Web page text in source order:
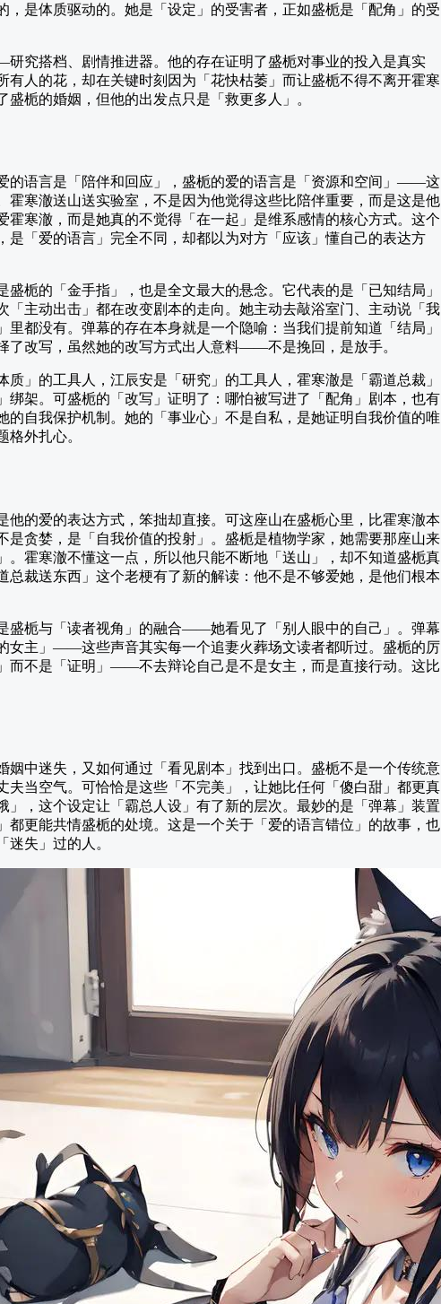
是体质驱动的。她是「设定」的受害者，正如盛栀是「配角」的受
究搭档、剧情推进器。他的存在证明了盛栀对事业的投入是真实
人的花，却在关键时刻因为「花快枯萎」而让盛栀不得不离开霍寒
栀的婚姻，但他的出发点只是「救更多人」。
的语言是「陪伴和回应」，盛栀的爱的语言是「资源和空间」——这
寒澈送山送实验室，不是因为他觉得这些比陪伴重要，而是这是他
寒澈，而是她真的不觉得「在一起」是维系感情的核心方式。这个
「爱的语言」完全不同，却都以为对方「应该」懂自己的表达方
栀的「金手指」，也是全文最大的悬念。它代表的是「已知结局」
主动出击」都在改变剧本的走向。她主动去敲浴室门、主动说「我
都没有。弹幕的存在本身就是一个隐喻：当我们提前知道「结局」
了改写，虽然她的改写方式出人意料——不是挽回，是放手。
」的工具人，江辰安是「研究」的工具人，霍寒澈是「霸道总裁」
架。可盛栀的「改写」证明了：哪怕被写进了「配角」剧本，也有
自我保护机制。她的「事业心」不是自私，是她证明自我价值的唯
外扎心。
的爱的表达方式，笨拙却直接。可这座山在盛栀心里，比霍寒澈本
贪婪，是「自我价值的投射」。盛栀是植物学家，她需要那座山来
霍寒澈不懂这一点，所以他只能不断地「送山」，却不知道盛栀真
裁送东西」这个老梗有了新的解读：他不是不够爱她，是他们根本
盛栀与「读者视角」的融合——她看见了「别人眼中的自己」。弹幕
女主」——这些声音其实每一个追妻火葬场文读者都听过。盛栀的厉
而不是「证明」——不去辩论自己是不是女主，而是直接行动。这比
姻中迷失，又如何通过「看见剧本」找到出口。盛栀不是一个传统意
当空气。可恰恰是这些「不完美」，让她比任何「傻白甜」都更真
，这个设定让「霸总人设」有了新的层次。最妙的是「弹幕」装置
更能共情盛栀的处境。这是一个关于「爱的语言错位」的故事，也
失」过的人。